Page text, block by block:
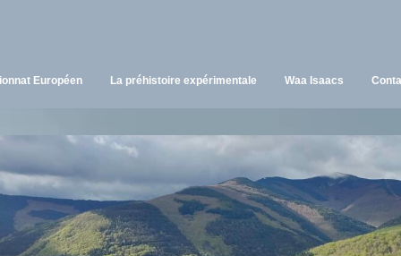
Européen La préhistoire expérimentale Waa Isaacs